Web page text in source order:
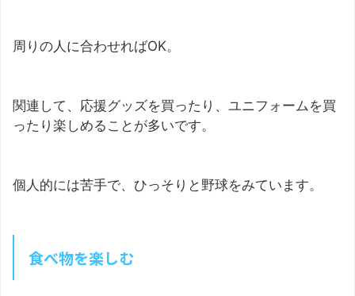
周りの人に合わせればOK。
関連して、応援グッズを買ったり、ユニフォームを買
ったり楽しめることが多いです。
個人的には苦手で、ひっそりと野球をみています。
食べ物を楽しむ